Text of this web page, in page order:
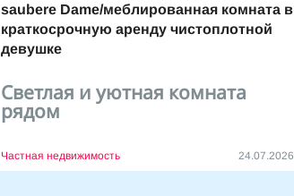
saubere Dame/меблированная комната в
краткосрочную аренду чистоплотной
девушке
Светлая и уютная комната
рядом
Частная недвижимость 24.07.2026